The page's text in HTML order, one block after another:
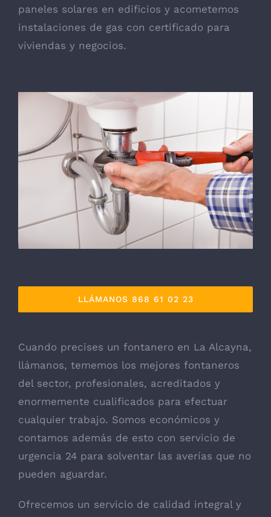
paneles solares en edificios y acometemos
instalaciones de gas con certificado para
viviendas y negocios.
LLÁMANOS 868 61 02 23
Cuando precises un fontanero en La Alcayna,
llámanos, tememos los mejores fontaneros
del sector, profesionales, acreditados y
enormemente cualificados para efectuar
cualquier trabajo. Somos económicos y
contamos además de esto con servicio de
urgencia 24 para solventar las averías que no
pueden aguardar.
Ofrecemos un servicio de calidad integral y